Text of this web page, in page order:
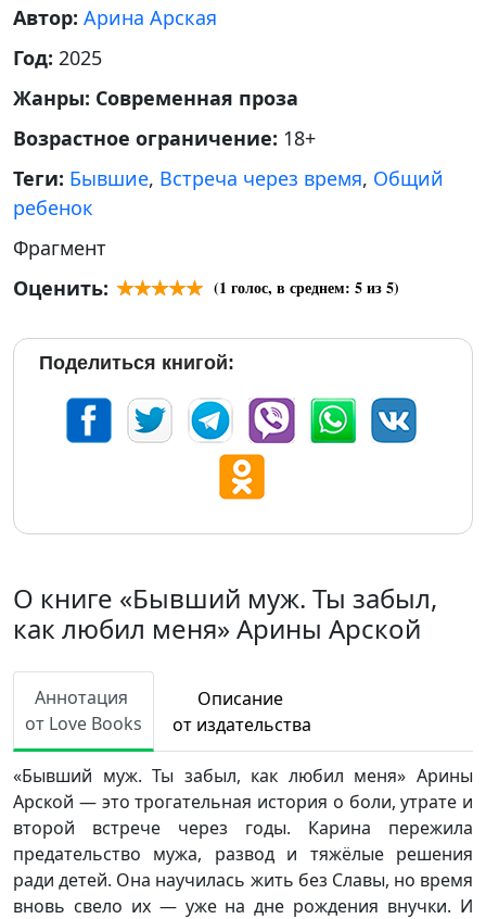
Автор: Арина Арская
Год: 2025
Жанры: Современная проза
Возрастное ограничение: 18+
Теги: Бывшие, Встреча через время, Общий
ребенок
Фрагмент
Оценить:
(1 голос, в среднем: 5из 5)
Поделиться книгой:
О книге «Бывший муж. Ты забыл,
как любил меня» Арины Арской
Аннотация
от Love Books
Описание
от издательства
«Бывший муж. Ты забыл, как любил меня» Арины
Арской — это трогательная история о боли, утрате и
второй встрече через годы. Карина пережила
предательство мужа, развод и тяжёлые решения
ради детей. Она научилась жить без Славы, но время
вновь свело их — уже на дне рождения внучки. И